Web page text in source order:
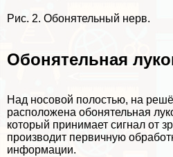
Рис. 2. Обонятельный нерв.
Обонятельная
Над носовой полостью, на
расположена обонятельная
который принимает сигнал от
производит первичную
информации.